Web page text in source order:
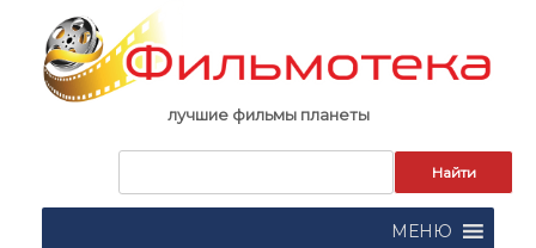
content
лучшие фильмы планеты
поиска:
МЕНЮ